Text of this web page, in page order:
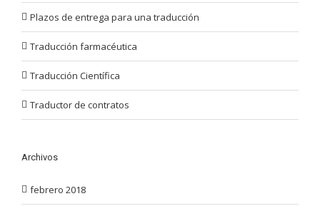
Plazos de entrega para una traducción
Traducción farmacéutica
Traducción Científica
Traductor de contratos
Archivos
febrero 2018